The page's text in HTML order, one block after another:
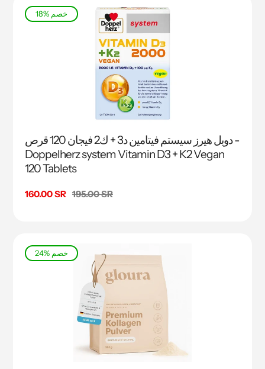
18% خصم
دوبل هيرز سيستم فيتامين د3 + ك2 فيجان 120 قرص -
Doppelherz system Vitamin D3 + K2 Vegan
120 Tablets
سعر
160.00 SR السعر
195.00 SR
24% خصم